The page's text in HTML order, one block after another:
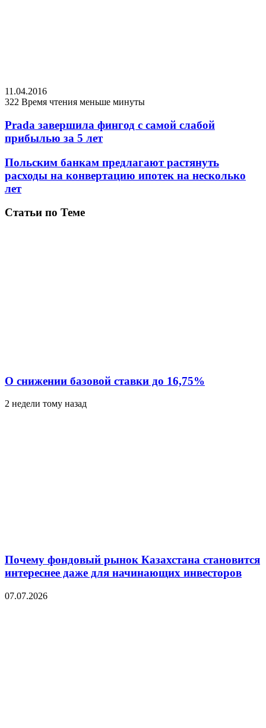
11.04.2016
322 Время чтения меньше минуты
Prada завершила фингод с самой слабой
прибылью за 5 лет
Польским банкам предлагают растянуть
расходы на конвертацию ипотек на несколько
лет
Статьи по Теме
О снижении базовой ставки до 16,75%
2 недели тому назад
Почему фондовый рынок Казахстана становится
интереснее даже для начинающих инвесторов
07.07.2026